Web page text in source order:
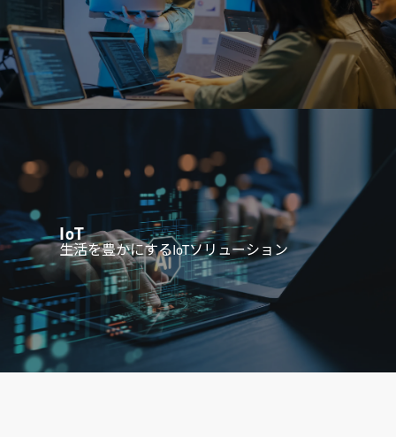
IoT
生活を豊かにするIoTソリューション